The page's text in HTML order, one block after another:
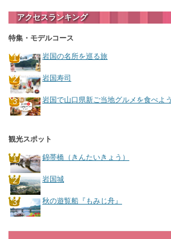
アクセスランキング
特集・モデルコース
岩国の名所を巡る旅
岩国寿司
岩国で山口県新ご当地グルメを食べよ
観光スポット
錦帯橋（きんたいきょう）
岩国城
秋の遊覧船『もみじ舟』